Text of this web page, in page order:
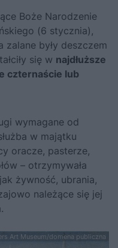
Boże Narodzenie
(6 stycznia),
były deszczem
się w najdłuższe
czternaście lub
wymagane od
w majątku
oracze, pasterze,
– otrzymywała
żywność, ubrania,
należące się jej
Art Museum/domena publiczna